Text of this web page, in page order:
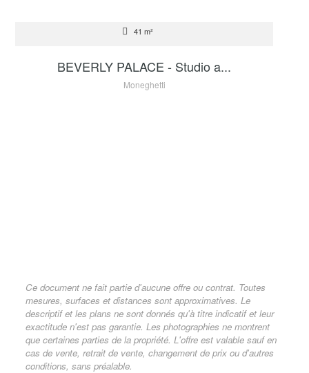
41 m²
BEVERLY PALACE - Studio a...
Moneghetti
Ce document ne fait partie d'aucune offre ou contrat. Toutes
mesures, surfaces et distances sont approximatives. Le
descriptif et les plans ne sont donnés qu'à titre indicatif et leur
exactitude n'est pas garantie. Les photographies ne montrent
que certaines parties de la propriété. L'offre est valable sauf en
cas de vente, retrait de vente, changement de prix ou d'autres
conditions, sans préalable.